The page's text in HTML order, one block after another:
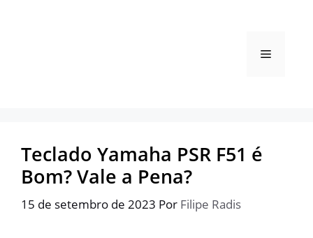
Menu
Teclado Yamaha PSR F51 é
Bom? Vale a Pena?
15 de setembro de 2023 Por Filipe Radis